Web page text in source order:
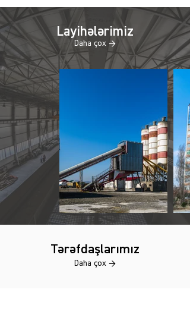
Layihələrimiz
Daha çox →
Tərəfdaşlarımız
Daha çox →